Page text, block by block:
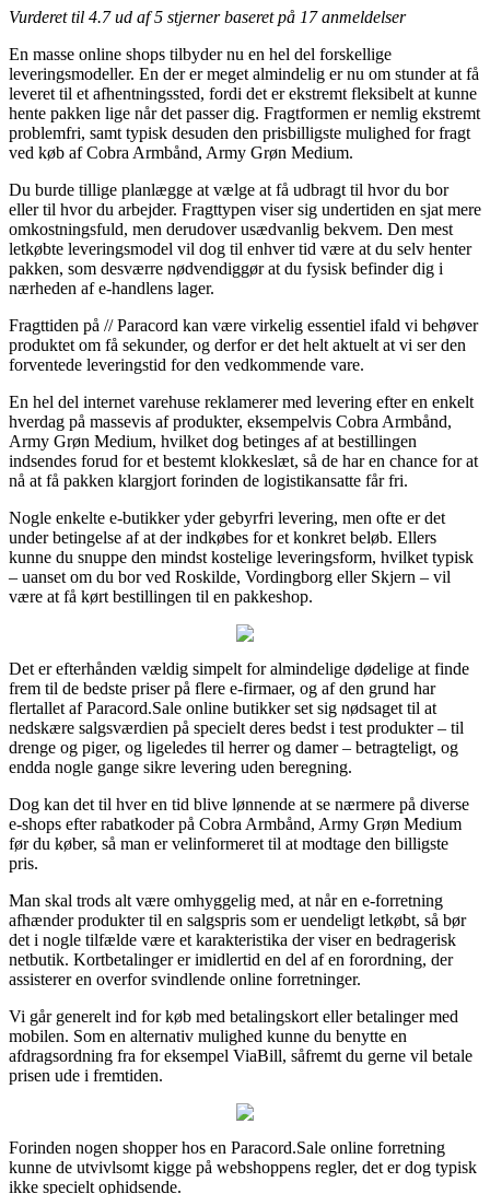
Vurderet til 4.7ud af 5 stjerner baseret på 17anmeldelser
En masse online shops tilbyder nu en hel del forskellige
leveringsmodeller. En der er meget almindelig er nu om stunder at få
leveret til et afhentningssted, fordi det er ekstremt fleksibelt at kunne
hente pakken lige når det passer dig. Fragtformen er nemlig ekstremt
problemfri, samt typisk desuden den prisbilligste mulighed for fragt
ved køb af Cobra Armbånd, Army Grøn Medium.
Du burde tillige planlægge at vælge at få udbragt til hvor du bor
eller til hvor du arbejder. Fragttypen viser sig undertiden en sjat mere
omkostningsfuld, men derudover usædvanlig bekvem. Den mest
letkøbte leveringsmodel vil dog til enhver tid være at du selv henter
pakken, som desværre nødvendiggør at du fysisk befinder dig i
nærheden af e-handlens lager.
Fragttiden på // Paracord kan være virkelig essentiel ifald vi behøver
produktet om få sekunder, og derfor er det helt aktuelt at vi ser den
forventede leveringstid for den vedkommende vare.
En hel del internet varehuse reklamerer med levering efter en enkelt
hverdag på massevis af produkter, eksempelvis Cobra Armbånd,
Army Grøn Medium, hvilket dog betinges af at bestillingen
indsendes forud for et bestemt klokkeslæt, så de har en chance for at
nå at få pakken klargjort forinden de logistikansatte får fri.
Nogle enkelte e-butikker yder gebyrfri levering, men ofte er det
under betingelse af at der indkøbes for et konkret beløb. Ellers
kunne du snuppe den mindst kostelige leveringsform, hvilket typisk
– uanset om du bor ved Roskilde, Vordingborg eller Skjern – vil
være at få kørt bestillingen til en pakkeshop.
Det er efterhånden vældig simpelt for almindelige dødelige at finde
frem til de bedste priser på flere e-firmaer, og af den grund har
flertallet af Paracord.Sale online butikker set sig nødsaget til at
nedskære salgsværdien på specielt deres bedst i test produkter – til
drenge og piger, og ligeledes til herrer og damer – betragteligt, og
endda nogle gange sikre levering uden beregning.
Dog kan det til hver en tid blive lønnende at se nærmere på diverse
e-shops efter rabatkoder på Cobra Armbånd, Army Grøn Medium
før du køber, så man er velinformeret til at modtage den billigste
pris.
Man skal trods alt være omhyggelig med, at når en e-forretning
afhænder produkter til en salgspris som er uendeligt letkøbt, så bør
det i nogle tilfælde være et karakteristika der viser en bedragerisk
netbutik. Kortbetalinger er imidlertid en del af en forordning, der
assisterer en overfor svindlende online forretninger.
Vi går generelt ind for køb med betalingskort eller betalinger med
mobilen. Som en alternativ mulighed kunne du benytte en
afdragsordning fra for eksempel ViaBill, såfremt du gerne vil betale
prisen ude i fremtiden.
Forinden nogen shopper hos en Paracord.Sale online forretning
kunne de utvivlsomt kigge på webshoppens regler, det er dog typisk
ikke specielt ophidsende.